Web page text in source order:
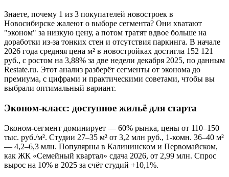
Знаете, почему 1 из 3 покупателей новостроек в
Новосибирске жалеют о выборе сегмента? Они хватают
"эконом" за низкую цену, а потом тратят вдвое больше на
доработки из-за тонких стен и отсутствия паркинга. В начале
2026 года средняя цена м² в новостройках достигла 152 121
руб., с ростом на 3,88% за две недели декабря 2025, по данным
Restate.ru. Этот анализ разберёт сегменты от эконома до
премиума, с цифрами и практическими советами, чтобы вы
выбрали оптимальный вариант.
Эконом-класс: доступное жильё для старта
Эконом-сегмент доминирует — 60% рынка, цены от 110–150
тыс. руб./м². Студии 27–35 м² от 3,2 млн руб., 1-комн. 36–40 м²
— 4,2–6,3 млн. Популярны в Калининском и Первомайском,
как ЖК «Семейный квартал» сдача 2026, от 2,99 млн. Спрос
вырос на 10% в 2025 за счёт студий +10,1%.